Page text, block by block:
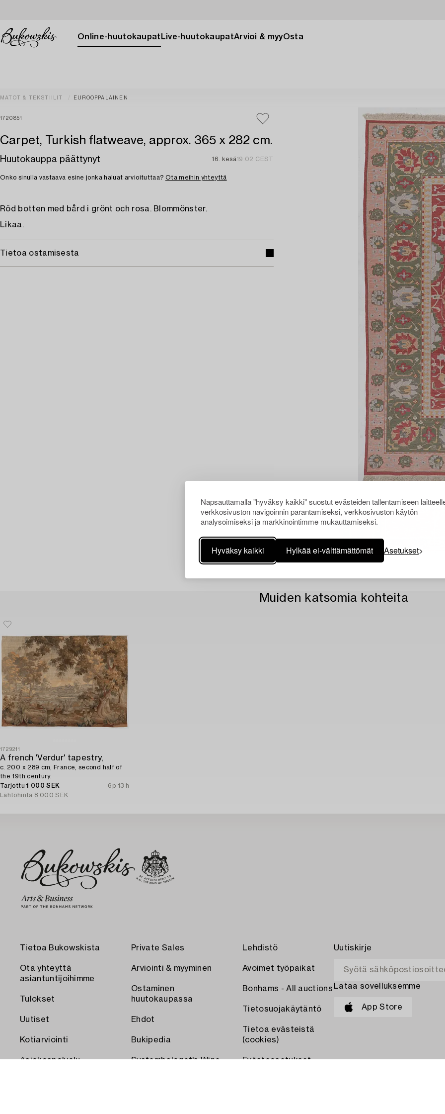
Napsauttamalla "hyväksy kaikki" suostut evästeiden tallentamiseen
verkkosivuston navigoinnin parantamiseksi, verkkosivuston käytön
analysoimiseksi ja markkinointimme mukauttamiseksi.
Hyväksy kaikki Hylkää ei-välttämättömät Asetukset
Online-huutokaupat Live-huutokaupatArvioi & myyOsta
MATOT & TEKSTIILIT EUROOPPALAINEN
1720851
Carpet, Turkish flatweave, approx. 365 x 282 cm.
Huutokauppa päättynyt 16. kesä19:02 CEST
Onko sinulla vastaava esine jonka haluat arvioituttaa? Ota meihin yhteyttä
Röd botten med bård i grönt och rosa. Blommönster.
Likaa.
Tietoa ostamisesta
Muiden katsomia kohteita
1729211
A french 'Verdur' tapestry,
c. 200 x 289 cm, France, second half of
the 19th century.
Tarjottu1 000 SEK
6p 13 h
Lähtöhinta 8 000 SEK
Tietoa Bukowskista
Ota yhteyttä
asiantuntijoihimme
Tulokset
Uutiset
Kotiarviointi
Asiakaspalvelu
Private Sales
Arviointi & myyminen
Ostaminen
huutokaupassa
Ehdot
Bukipedia
Systembolaget's Wine
Lehdistö
Avoimet työpaikat
Bonhams - All auctions
Tietosuojakäytäntö
Tietoa evästeistä
(cookies)
Evästeasetukset
Uutiskirje
Lataa sovelluksemme
App Store